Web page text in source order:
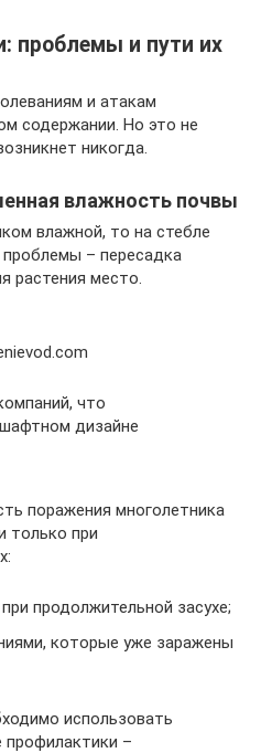
проблемы и пути их
и атакам
содержании. Но это не
никогда.
влажность почвы
влажной, то на стебле
проблемы – пересадка
растения место.
что
дизайне
поражения многолетника
только при
продолжительной засухе;
которые уже заражены
использовать
профилактики –